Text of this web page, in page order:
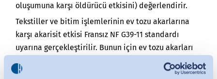
oluşumuna karşı öldürücü etkisini) değerlendirir.
Tekstiller ve bitim işlemlerinin ev tozu akarlarına
karşı akarisit etkisi Fransız NF G39-11 standardı
uyarına gerçekleştirilir. Bunun için ev tozu akarları
(Dermatophagoidespteronyssinus) test numunesi ve
kontrol numuneler, üzerine uygulanır ve bir ila altı